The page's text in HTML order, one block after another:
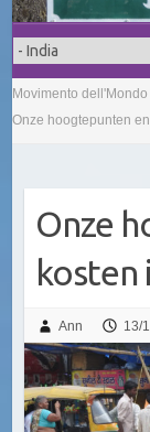
Movimento dell'Mondo
Onze hoogtepunten
Onze
kosten
Ann 13/